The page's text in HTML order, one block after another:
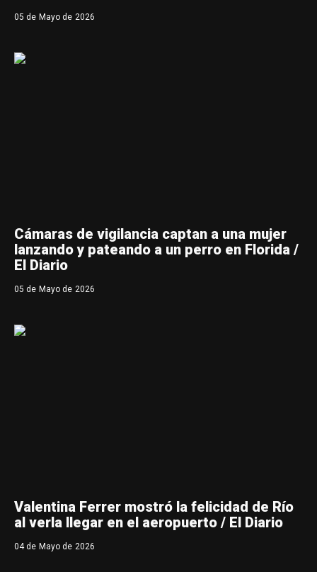
05 de Mayo de 2026
Cámaras de vigilancia captan a una mujer
lanzando y pateando a un perro en Florida /
El Diario
05 de Mayo de 2026
Valentina Ferrer mostró la felicidad de Río
al verla llegar en el aeropuerto / El Diario
04 de Mayo de 2026